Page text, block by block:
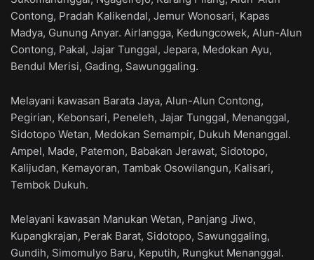
Contong, Pradah Kalikendal, Jemur Wonosari, Kapas
Madya, Gunung Anyar. Airlangga, Kedungcowek, Alun-Alun
Contong, Pakal, Jajar Tunggal, Jepara, Medokan Ayu,
Bendul Merisi, Gading, Sawunggaling.
Melayani kawasan Barata Jaya, Alun-Alun Contong,
Pegirian, Kebonsari, Peneleh, Jajar Tunggal, Menanggal,
Sidotopo Wetan, Medokan Semampir, Dukuh Menanggal.
Ampel, Made, Patemon, Babakan Jerawat, Sidotopo,
Kalijudan, Kemayoran, Tambak Osowilangun, Kalisari,
Tembok Dukuh.
Melayani kawasan Manukan Wetan, Panjang Jiwo,
Kupangkrajan, Perak Barat, Sidotopo, Sawunggaling,
Gundih, Simomulyo Baru, Keputih, Rungkut Menanggal.